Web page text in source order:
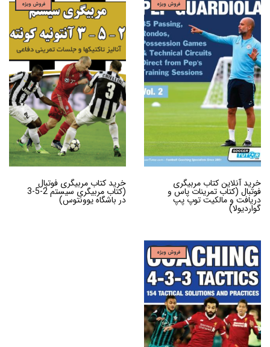
فروش ویژه
خرید آنلاین کتاب مربیگری
فوتبال (کتاب تمرینات پاس و
دریافت و مالکیت توپ پپ
گواردیولا)
فروش ویژه
خرید کتاب مربیگری فوتبال
(کتاب مربیگری سیستم 2-5-3
در باشگاه یوونتوس)
فروش ویژه